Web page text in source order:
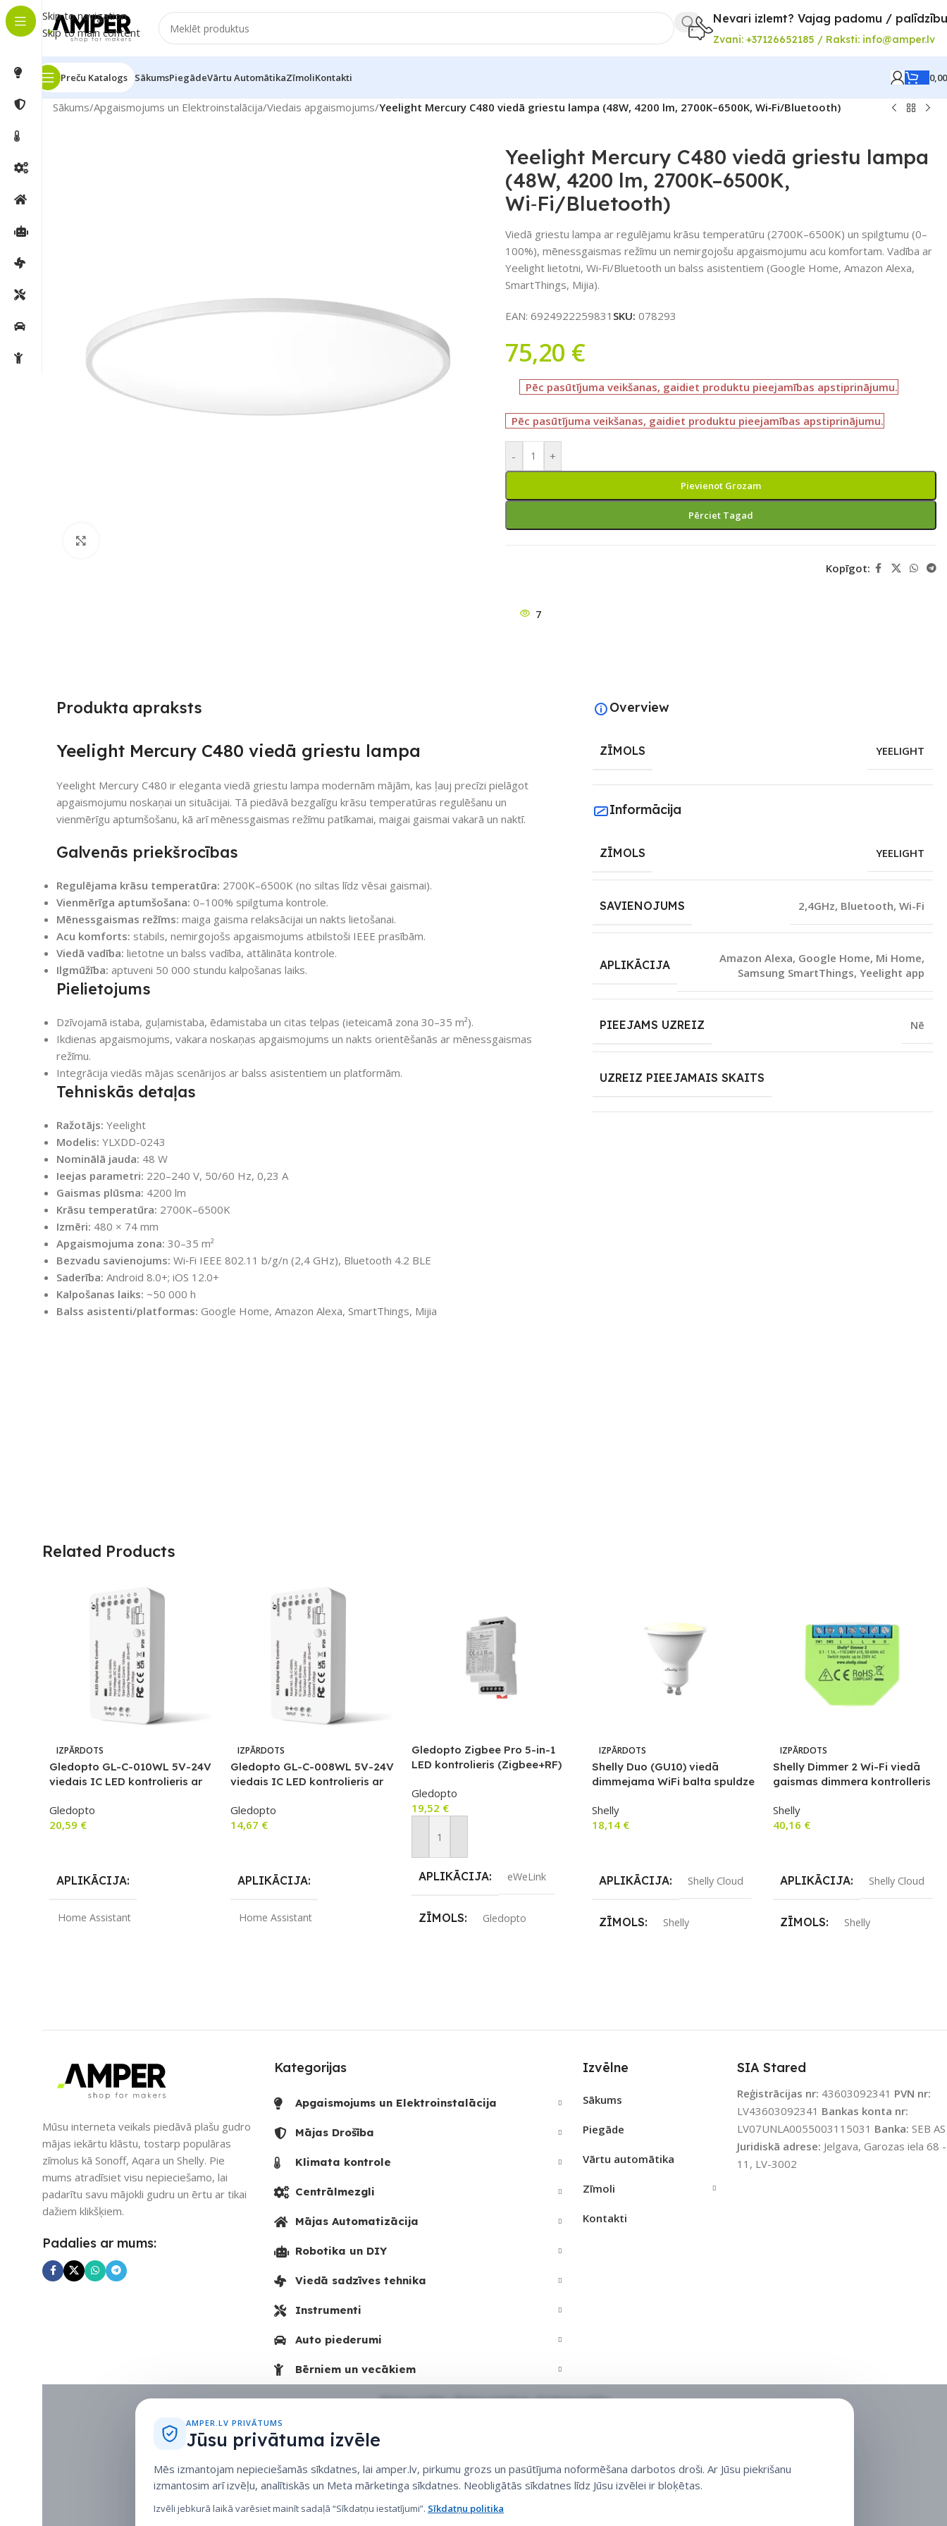
Skip to navigation
Skip to main content
Nevari izlemt? Vajag padomu /
Zvani: +37126652185 / Raksti: info@amper.lv
Preču Katalogs SākumsPiegādeVārtu AutomātikaZīmoliKontakti
Sākums/Apgaismojums un Elektroinstalācija/Viedais apgaismojums/Yeelight Mercury C480 viedā griestu lampa (48W, 4200 lm, 2700K–6500K, Wi‑Fi/Bluetooth)
Yeelight Mercury C480 viedā griestu lampa
(48W, 4200 lm, 2700K–6500K,
Wi‑Fi/Bluetooth)
Viedā griestu lampa ar regulējamu krāsu temperatūru (2700K–6500K) un spilgtumu (0–
100%), mēnessgaismas režīmu un nemirgojošu apgaismojumu acu komfortam. Vadība ar
Yeelight lietotni, Wi‑Fi/Bluetooth un balss asistentiem (Google Home, Amazon Alexa,
SmartThings, Mijia).
EAN: 6924922259831 SKU: 078293
75,20 €
Pēc pasūtījuma veikšanas, gaidiet produktu pieejamības apstiprinājumu.
Pēc pasūtījuma veikšanas, gaidiet produktu pieejamības apstiprinājumu.
- +
Pievienot Grozam
Pērciet Tagad
Kopīgot:
7
Produkta apraksts
Yeelight Mercury C480 viedā griestu lampa
Yeelight Mercury C480 ir eleganta viedā griestu lampa modernām mājām, kas ļauj precīzi pielāgot
apgaismojumu noskaņai un situācijai. Tā piedāvā bezgalīgu krāsu temperatūras regulēšanu un
vienmērīgu aptumšošanu, kā arī mēnessgaismas režīmu patīkamai, maigai gaismai vakarā un naktī.
Galvenās priekšrocības
Regulējama krāsu temperatūra: 2700K–6500K (no siltas līdz vēsai gaismai).
Vienmērīga aptumšošana: 0–100% spilgtuma kontrole.
Mēnessgaismas režīms: maiga gaisma relaksācijai un nakts lietošanai.
Acu komforts: stabils, nemirgojošs apgaismojums atbilstoši IEEE prasībām.
Viedā vadība: lietotne un balss vadība, attālināta kontrole.
Ilgmūžība: aptuveni 50 000 stundu kalpošanas laiks.
Pielietojums
Dzīvojamā istaba, guļamistaba, ēdamistaba un citas telpas (ieteicamā zona 30–35 m²).
Ikdienas apgaismojums, vakara noskaņas apgaismojums un nakts orientēšanās ar mēnessgaismas
režīmu.
Integrācija viedās mājas scenārijos ar balss asistentiem un platformām.
Tehniskās detaļas
Ražotājs: Yeelight
Modelis: YLXDD-0243
Nominālā jauda: 48 W
Ieejas parametri: 220–240 V, 50/60 Hz, 0,23 A
Gaismas plūsma: 4200 lm
Krāsu temperatūra: 2700K–6500K
Izmēri: 480 × 74 mm
Apgaismojuma zona: 30–35 m²
Bezvadu savienojums: Wi‑Fi IEEE 802.11 b/g/n (2,4 GHz), Bluetooth 4.2 BLE
Saderība: Android 8.0+; iOS 12.0+
Kalpošanas laiks: ~50 000 h
Balss asistenti/platformas: Google Home, Amazon Alexa, SmartThings, Mijia
Overview
ZĪMOLS YEELIGHT
Informācija
ZĪMOLS YEELIGHT
SAVIENOJUMS 2,4GHz, Bluetooth, Wi-Fi
APLIKĀCIJA
Amazon Alexa, Google Home, Mi Home,
Samsung SmartThings, Yeelight app
PIEEJAMS UZREIZ Nē
UZREIZ PIEEJAMAIS SKAITS
Related Products
IZPĀRDOTS
Gledopto GL-C-010WL 5V-24V
viedais IC LED kontrolieris ar
programmaparatūru) ar
mikrofonu
Gledopto
20,59 €
APLIKĀCIJA
Home Assistant
UZREIZ PIEEJAMAIS
SKAITS
IZPĀRDOTS
Gledopto GL-C-008WL 5V-24V
viedais IC LED kontrolieris ar
programmaparatūra)
Gledopto
14,67 €
APLIKĀCIJA
Home Assistant
SKAITS
Gledopto Zigbee Pro 5-in-1
LED kontrolieris (Zigbee+RF)
sliediBee II, Hubitat Elevation,
Amazon Zigbee vārtejām,
saderīgo) vārteju.
Gledopto
19,52 €
Pievienot Grozam
APLIKĀCIJA eWeLink
ZĪMOLS Gledopto
IZPĀRDOTS
Shelly Duo (GU10) viedā
dimmejama WiFi balta spuldze
Shelly
18,14 €
APLIKĀCIJA Shelly Cloud
ZĪMOLS Shelly
SKAITS
IZPĀRDOTS
Shelly Dimmer 2 Wi-Fi viedā
gaismas dimmera kontrolleris
Shelly
40,16 €
APLIKĀCIJA Shelly Cloud
ZĪMOLS Shelly
SKAITS
Mūsu interneta veikals piedāvā plašu gudro
mājas iekārtu klāstu, tostarp populāras
zīmolus kā Sonoff, Aqara un Shelly. Pie
mums atradīsiet visu nepieciešamo, lai
padarītu savu mājokli gudru un ērtu ar tikai
dažiem klikšķiem.
Padalies ar mums:
Kategorijas
Apgaismojums un Elektroinstalācija
Mājas Drošība
Klimata kontrole
Centrālmezgli
Mājas Automatizācija
Robotika un DIY
Viedā sadzīves tehnika
Instrumenti
Auto piederumi
Bērniem un vecākiem
Izvēlne
Sākums
Piegāde
Vārtu automātika
Zīmoli
Kontakti
SIA Stared
Reģistrācijas nr: 43603092341 PVN nr:
LV43603092341 Bankas konta nr:
LV07UNLA0055003115031 Banka: SEB AS
Juridiskā adrese: Jelgava, Garozas iela 68 -
11, LV-3002
AMPER.LV PRIVĀTUMS
Jūsu privātuma izvēle
Mēs izmantojam nepieciešamās sīkdatnes, lai amper.lv, pirkumu grozs un pasūtījuma noformēšana darbotos droši. Ar Jūsu piekrišanu
izmantosim arī izvēļu, analītiskās un Meta mārketinga sīkdatnes. Neobligātās sīkdatnes līdz Jūsu izvēlei ir bloķētas.
Izvēli jebkurā laikā varēsiet mainīt sadaļā “Sīkdatņu iestatījumi”. Sīkdatņu politika
Sīkdatņu politika• Sīkdatņu iestatījumi •Privātuma politika